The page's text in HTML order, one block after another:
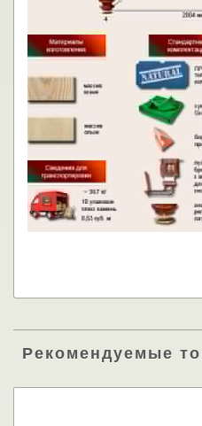
Рекомендуемые